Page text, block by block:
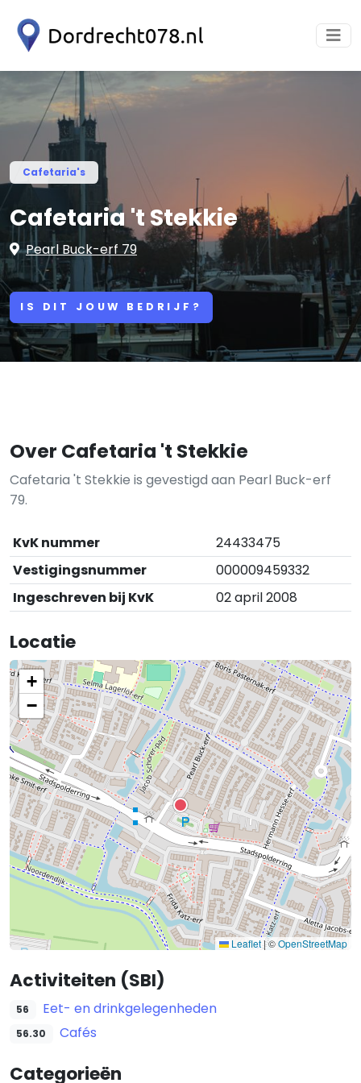
Cafetaria's
Cafetaria 't Stekkie
Pearl Buck-erf 79
IS DIT JOUW BEDRIJF?
Over Cafetaria 't Stekkie
Cafetaria 't Stekkie is gevestigd aan Pearl Buck-erf
79.
KvK nummer
24433475
Vestigingsnummer
000009459332
Ingeschreven bij KvK
02 april 2008
Locatie
+
−
Leaflet|©OpenStreetMap
Activiteiten (SBI)
56 Eet- en drinkgelegenheden
56.30 Cafés
Categorieën